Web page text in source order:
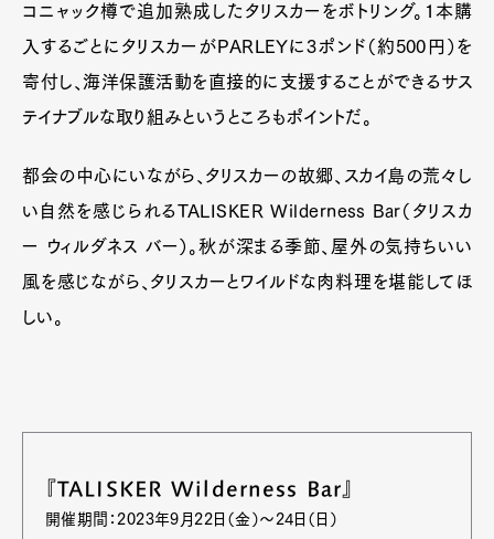
コニャック樽で追加熟成したタリスカーをボトリング。1本購
入するごとにタリスカーがPARLEYに3ポンド（約500円）を
寄付し、海洋保護活動を直接的に支援することができるサス
テイナブルな取り組みというところもポイントだ。
都会の中心にいながら、タリスカーの故郷、スカイ島の荒々し
い自然を感じられるTALISKER Wilderness Bar（タリスカ
ー ウィルダネス バー）。秋が深まる季節、屋外の気持ちいい
風を感じながら、タリスカーとワイルドな肉料理を堪能してほ
しい。
『TALISKER Wilderness Bar』
開催期間：2023年9月22日（金）〜24日（日）